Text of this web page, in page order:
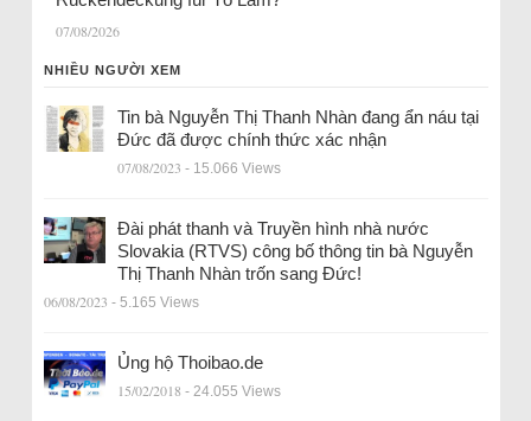
07/08/2026
NHIỀU NGƯỜI XEM
Tin bà Nguyễn Thị Thanh Nhàn đang ẩn náu tại
Đức đã được chính thức xác nhận
07/08/2023 - 15.066 Views
Đài phát thanh và Truyền hình nhà nước
Slovakia (RTVS) công bố thông tin bà Nguyễn
Thị Thanh Nhàn trốn sang Đức!
06/08/2023 - 5.165 Views
Ủng hộ Thoibao.de
15/02/2018 - 24.055 Views